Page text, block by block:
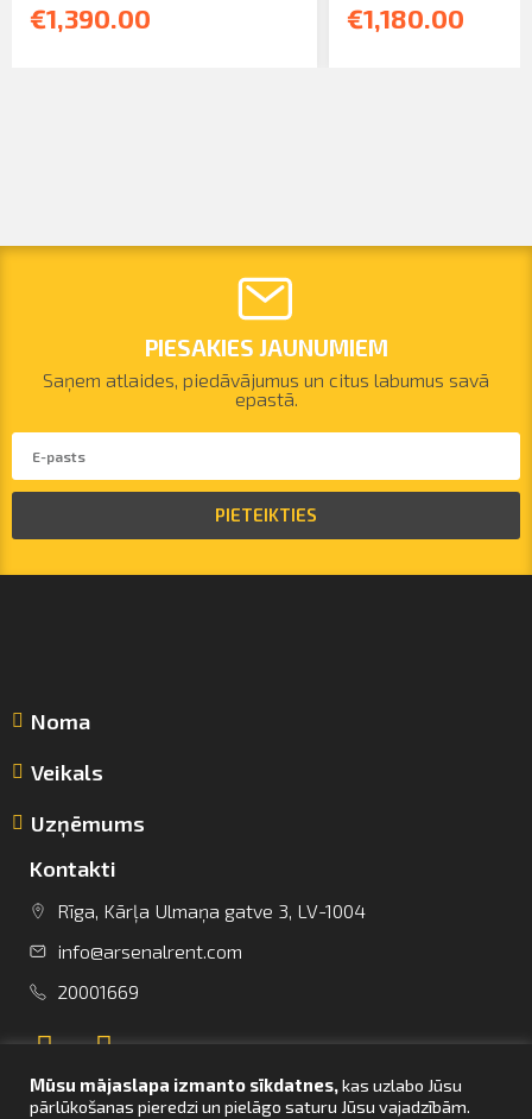
info@arsenalrent.com
+37120001669
Lietuva Latvija Igaunija
€1,390.00 €1,180.00
PIESAKIES JAUNUMIEM
Saņem atlaides, piedāvājumus un citus labumus savā
epastā.
PIETEIKTIES
Noma
Veikals
Uzņēmums
Kontakti
Rīga, Kārļa Ulmaņa gatve 3, LV-1004
info@arsenalrent.com
20001669
Mūsu mājaslapa izmanto sīkdatnes,kas uzlabo Jūsu
pārlūkošanas pieredzi un pielāgo saturu Jūsu vajadzībām.